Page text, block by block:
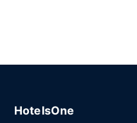
HotelsOne